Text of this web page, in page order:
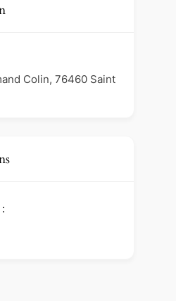
Colin, 76460 Saint